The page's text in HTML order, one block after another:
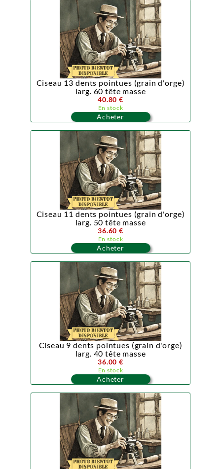
Ciseau 13 dents pointues (grain d'orge)
larg. 60 tête masse
40.80 €
En stock
Acheter
Ciseau 11 dents pointues (grain d'orge)
larg. 50 tête masse
36.60 €
En stock
Acheter
Ciseau 9 dents pointues (grain d'orge)
larg. 40 tête masse
36.00 €
En stock
Acheter